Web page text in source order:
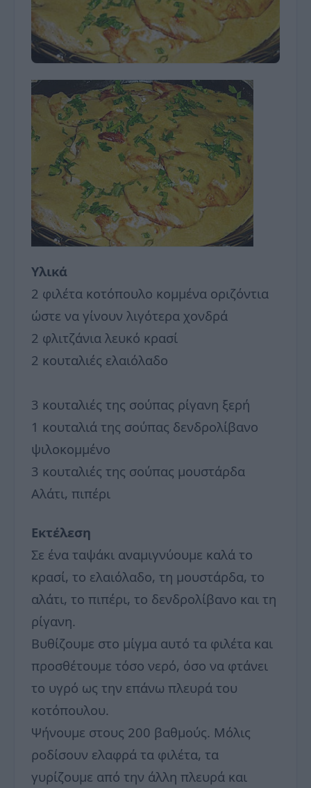
Υλικά
2 φιλέτα κοτόπουλο κομμένα οριζόντια
ώστε να γίνουν λιγότερα χονδρά
2 φλιτζάνια λευκό κρασί
2 κουταλιές ελαιόλαδο
3 κουταλιές της σούπας ρίγανη ξερή
1 κουταλιά της σούπας δενδρολίβανο
ψιλοκομμένο
3 κουταλιές της σούπας μουστάρδα
Αλάτι, πιπέρι
Εκτέλεση
Σε ένα ταψάκι αναμιγνύουμε καλά το
κρασί, το ελαιόλαδο, τη μουστάρδα, το
αλάτι, το πιπέρι, το δενδρολίβανο και τη
ρίγανη.
Βυθίζουμε στο μίγμα αυτό τα φιλέτα και
προσθέτουμε τόσο νερό, όσο να φτάνει
το υγρό ως την επάνω πλευρά του
κοτόπουλου.
Ψήνουμε στους 200 βαθμούς. Μόλις
ροδίσουν ελαφρά τα φιλέτα, τα
γυρίζουμε από την άλλη πλευρά και